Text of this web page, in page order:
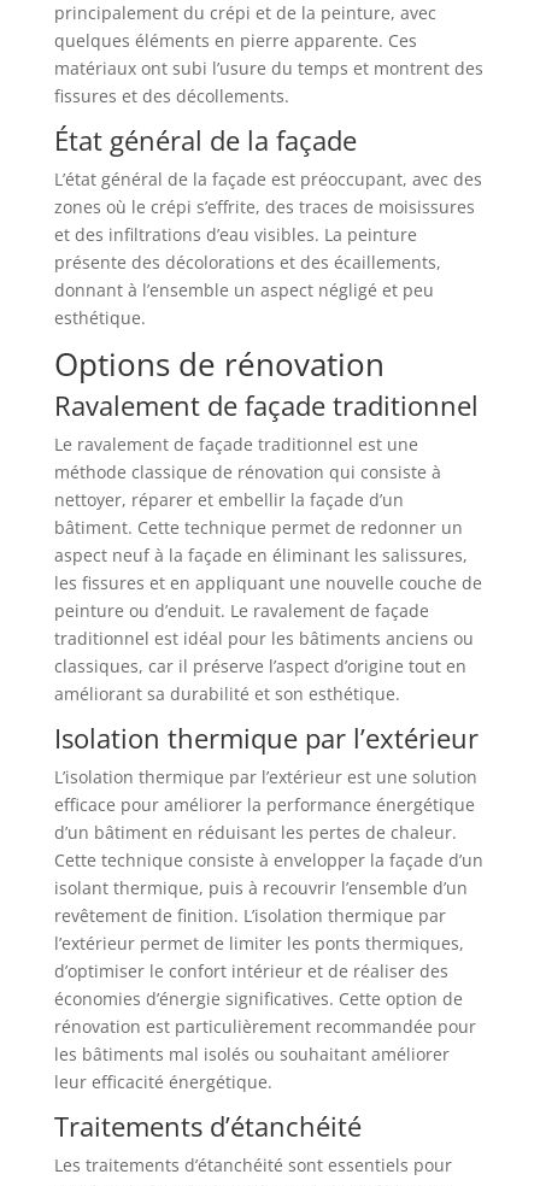
principalement du crépi et de la peinture, avec
quelques éléments en pierre apparente. Ces
matériaux ont subi l’usure du temps et montrent des
fissures et des décollements.
État général de la façade
L’état général de la façade est préoccupant, avec des
zones où le crépi s’effrite, des traces de moisissures
et des infiltrations d’eau visibles. La peinture
présente des décolorations et des écaillements,
donnant à l’ensemble un aspect négligé et peu
esthétique.
Options de rénovation
Ravalement de façade traditionnel
Le ravalement de façade traditionnel est une
méthode classique de rénovation qui consiste à
nettoyer, réparer et embellir la façade d’un
bâtiment. Cette technique permet de redonner un
aspect neuf à la façade en éliminant les salissures,
les fissures et en appliquant une nouvelle couche de
peinture ou d’enduit. Le ravalement de façade
traditionnel est idéal pour les bâtiments anciens ou
classiques, car il préserve l’aspect d’origine tout en
améliorant sa durabilité et son esthétique.
Isolation thermique par l’extérieur
L’isolation thermique par l’extérieur est une solution
efficace pour améliorer la performance énergétique
d’un bâtiment en réduisant les pertes de chaleur.
Cette technique consiste à envelopper la façade d’un
isolant thermique, puis à recouvrir l’ensemble d’un
revêtement de finition. L’isolation thermique par
l’extérieur permet de limiter les ponts thermiques,
d’optimiser le confort intérieur et de réaliser des
économies d’énergie significatives. Cette option de
rénovation est particulièrement recommandée pour
les bâtiments mal isolés ou souhaitant améliorer
leur efficacité énergétique.
Traitements d’étanchéité
Les traitements d’étanchéité sont essentiels pour